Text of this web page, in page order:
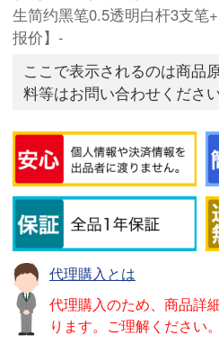
生简约黑笔0.5透明白杆3支笔
报价】-
ここで表示されるのは商品
料等はお問い合わせくださ
代理購入とは
代理購入のため、商品詳
ります。ご理解ください。